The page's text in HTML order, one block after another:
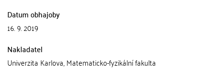
Datum obhajoby
16. 9. 2019
Nakladatel
Univerzita Karlova, Matematicko-fyzikální fakulta